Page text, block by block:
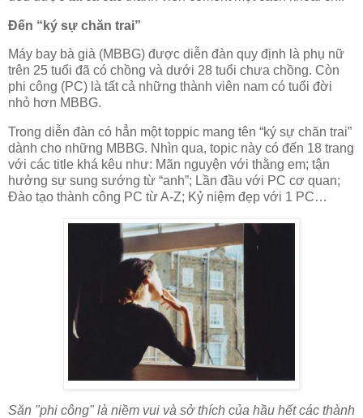
Đến “ký sự chăn trai”
Máy bay bà già (MBBG) được diễn đàn quy định là phụ nữ
trên 25 tuổi đã có chồng và dưới 28 tuổi chưa chồng. Còn
phi công (PC) là tất cả những thành viên nam có tuổi đời
nhỏ hơn MBBG.
Trong diễn đàn có hẳn một toppic mang tên “ký sự chăn trai”
dành cho những MBBG. Nhìn qua, topic này có đến 18 trang
với các title khá kêu như: Mãn nguyện với thằng em; tận
hưởng sự sung sướng từ “anh”; Lần đầu với PC cơ quan;
Đào tạo thành công PC từ A-Z; Kỷ niệm đẹp với 1 PC…
Săn "phi công" là niềm vui và sở thích của hầu hết các thành